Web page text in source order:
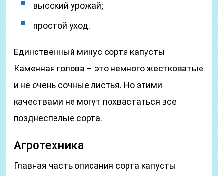
высокий урожай;
простой уход.
Единственный минус сорта капусты
Каменная голова – это немного жестковатые
и не очень сочные листья. Но этими
качествами не могут похвастаться все
позднеспелые сорта.
Агротехника
Главная часть описания сорта капусты